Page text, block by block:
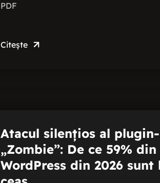
PDF
Citește
Atacul silențios al
„Zombie”: De ce 59%
WordPress din 2026 sunt